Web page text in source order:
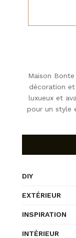
Maison
décoration
luxueux et
pour un style
DIY
EXTÉRIEUR
INSPIRATION
INTÉRIEUR